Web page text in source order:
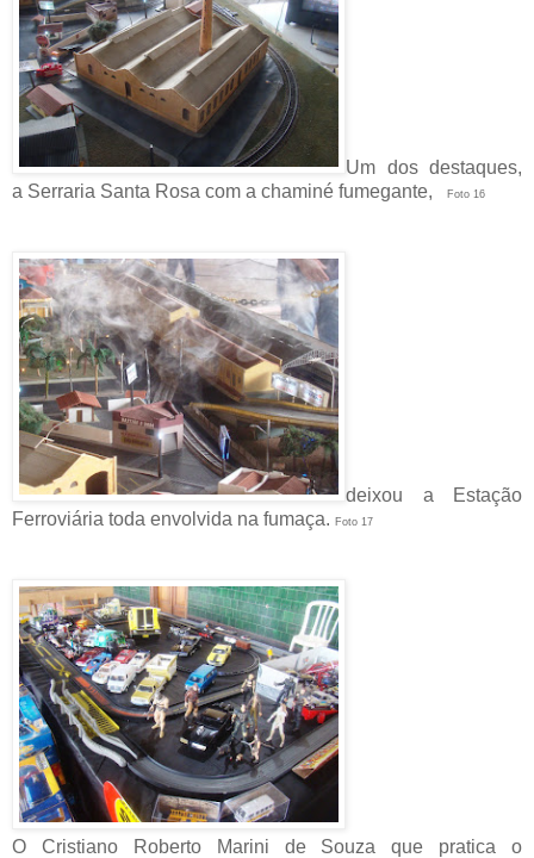
Um dos destaques,
a Serraria Santa Rosa com a chaminé fumegante,
Foto 16
deixou a Estação
Ferroviária toda envolvida na fumaça. Foto 17
O Cristiano Roberto Marini de Souza que pratica o